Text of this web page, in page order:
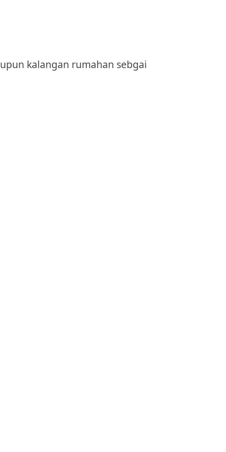
kalangan rumahan sebgai